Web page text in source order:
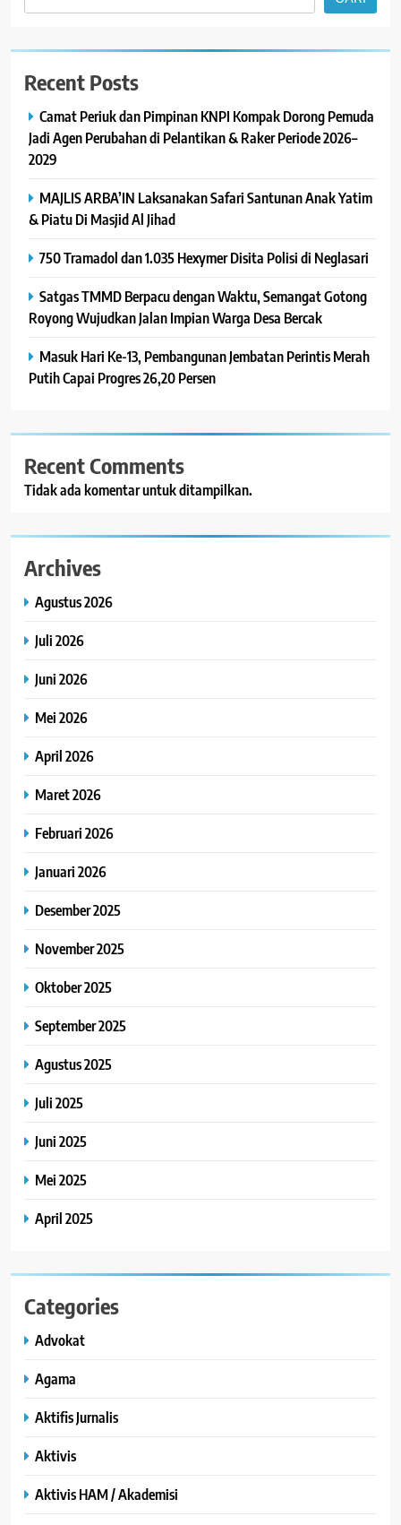
Recent Posts
Camat Periuk dan Pimpinan KNPI Kompak Dorong Pemuda
Jadi Agen Perubahan di Pelantikan & Raker Periode 2026–
2029
MAJLIS ARBA’IN Laksanakan Safari Santunan Anak Yatim
& Piatu Di Masjid Al Jihad
750 Tramadol dan 1.035 Hexymer Disita Polisi di Neglasari
Satgas TMMD Berpacu dengan Waktu, Semangat Gotong
Royong Wujudkan Jalan Impian Warga Desa Bercak
Masuk Hari Ke-13, Pembangunan Jembatan Perintis Merah
Putih Capai Progres 26,20 Persen
Recent Comments
Tidak ada komentar untuk ditampilkan.
Archives
Agustus 2026
Juli 2026
Juni 2026
Mei 2026
April 2026
Maret 2026
Februari 2026
Januari 2026
Desember 2025
November 2025
Oktober 2025
September 2025
Agustus 2025
Juli 2025
Juni 2025
Mei 2025
April 2025
Categories
Advokat
Agama
Aktifis Jurnalis
Aktivis
Aktivis HAM / Akademisi